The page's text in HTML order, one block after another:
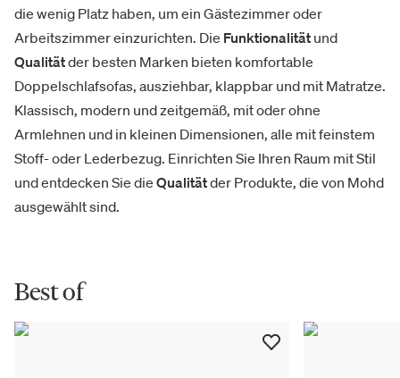
die wenig Platz haben, um ein Gästezimmer oder
Arbeitszimmer einzurichten. Die Funktionalität und
Qualitätder besten Marken bieten komfortable
Doppelschlafsofas, ausziehbar, klappbar und mit Matratze.
Klassisch, modern und zeitgemäß, mit oder ohne
Armlehnen und in kleinen Dimensionen, alle mit feinstem
Stoff- oder Lederbezug. Einrichten Sie Ihren Raum mit Stil
und entdecken Sie die Qualitätder Produkte, die von Mohd
ausgewählt sind.
Best of